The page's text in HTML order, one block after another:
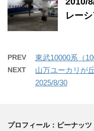
レーシ
PREV 東武10000系（
NEXT
山万ユーカリが
2025/8/30
プロフィール：ピーナッツ